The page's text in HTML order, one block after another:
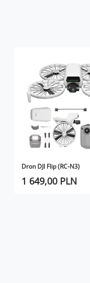
Dron DJI Flip (RC-N3)
1 649,00 PLN